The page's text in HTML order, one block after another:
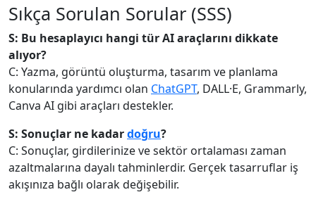
Sıkça Sorulan Sorular (SSS)
S: Bu hesaplayıcı hangi tür AI araçlarını dikkate
alıyor?
C: Yazma, görüntü oluşturma, tasarım ve planlama
konularında yardımcı olan ChatGPT, DALL·E, Grammarly,
Canva AI gibi araçları destekler.
S: Sonuçlar ne kadardoğru?
C: Sonuçlar, girdilerinize ve sektör ortalaması zaman
azaltmalarına dayalı tahminlerdir. Gerçek tasarruflar iş
akışınıza bağlı olarak değişebilir.